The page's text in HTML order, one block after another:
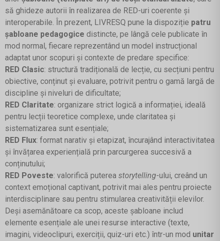
să ghideze autorii în realizarea de RED-uri coerente și
interoperabile. În prezent, LIVRESQ pune la dispoziție patru
șabloane pedagogice distincte, pe lângă cele publicate în
mod normal, fiecare reprezentând un model instrucțional
adaptat unor scopuri și contexte de predare specifice:
RED Clasic: structură tradițională de lecție, cu secțiuni pentru
obiective, conținut și evaluare, potrivit pentru o gamă largă de
discipline și niveluri de dificultate;
RED Claritate: organizare strict logică a informației, ideală
pentru lecții teoretice complexe, unde claritatea și
sistematizarea sunt esențiale;
RED Flux: format narativ și etapizat, încurajând interactivitatea
și învățarea experiențială prin parcurgerea succesivă a
conținutului;
RED Poveste: valorifică puterea storytelling-ului, creând un
context emoțional captivant, potrivit mai ales pentru proiecte
interdisciplinare sau pentru stimularea creativității elevilor.
Deși asemănătoare ca scop, aceste șabloane includ
elemente esențiale ale unei resurse interactive (texte,
imagini, videoclipuri, exerciții, quiz-uri etc.) într-un mod unitar